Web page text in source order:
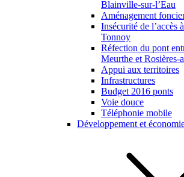
Blainville-sur-l’Eau
Aménagement
Insécurité de l’accès
Tonnoy
Réfection du pont
Meurthe et Rosières-
Appui aux territoires
Infrastructures
Budget 2016 ponts
Voie douce
Téléphonie mobile
Développement et